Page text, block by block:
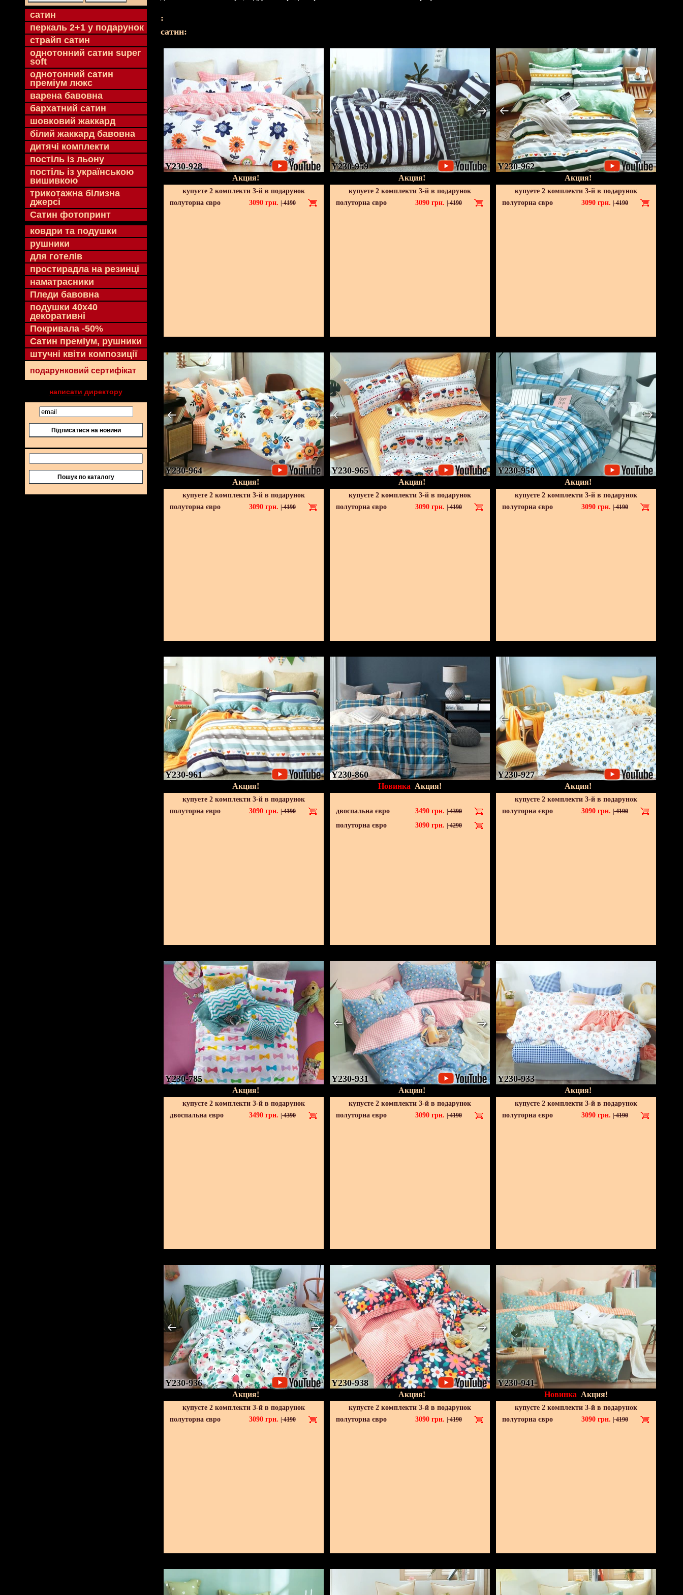
cатин
перкаль 2+1 у подарунок
страйп сатин
однотонний сатин super
soft
однотонний сатин
преміум люкс
варена бавовна
бархатний сатин
шовковий жаккард
білий жаккард бавовна
дитячі комплекти
постіль із льону
постіль із українською
вишивкою
трикотажна білизна
джерсі
Сатин фотопринт
ковдри та подушки
рушники
для готелів
простирадла на резинці
наматрасники
Пледи бавовна
подушки 40х40
декоративні
Покривала -50%
Сатин преміум, рушники
штучні квіти композиції
подарунковий сертифікат
написати директору
Підписатися на новини
Пошук по каталогу
:
cатин:
Y230-928
Акция!
купуєте 2 комплекти 3-й в подарунок
полуторна євро
3090 грн. |4190
Y230-959
Акция!
купуете 2 комплекти 3-й в подарунок
полуторна євро
3090 грн. |4190
Y230-962
Акция!
купуете 2 комплекти 3-й в подарунок
полуторна євро
3090 грн. |4190
Y230-964
Акция!
купуете 2 комплекти 3-й в подарунок
полуторна євро
3090 грн. |4190
Y230-965
Акция!
купуєте 2 комплекти 3-й в подарунок
полуторна євро
3090 грн. |4190
Y230-958
Акция!
купуєте 2 комплекти 3-й в подарунок
полуторна євро
3090 грн. |4190
Y230-961
Акция!
купуете 2 комплекти 3-й в подарунок
полуторна євро
3090 грн. |4190
Y230-860
Новинка Акция!
двоспальна євро 3490 грн. 4390
полуторна євро 3090 грн. 4290
Y230-927
Акция!
купуєте 2 комплекти 3-й в подарунок
полуторна євро
3090 грн. |4190
Y230-785
Акция!
купуєте 2 комплекти 3-й в подарунок
двоспальна євро
3490 грн. 4390
Y230-931
Акция!
купуєте 2 комплекти 3-й в подарунок
полуторна євро
3090 грн. |4190
Y230-933
Акция!
купуєте 2 комплекти 3-й в подарунок
полуторна євро
3090 грн. |4190
Y230-936
Акция!
купуєте 2 комплекти 3-й в подарунок
полуторна євро
3090 грн. |4190
Y230-938
Акция!
купуєте 2 комплекти 3-й в подарунок
полуторна євро
3090 грн. |4190
Y230-941
Новинка Акция!
купуєте 2 комплекти 3-й в подарунок
полуторна євро
3090 грн. |4190